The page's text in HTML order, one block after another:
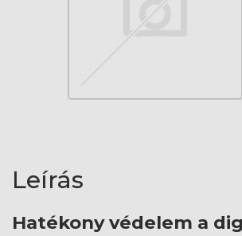
Leírás
Hatékony védelem a